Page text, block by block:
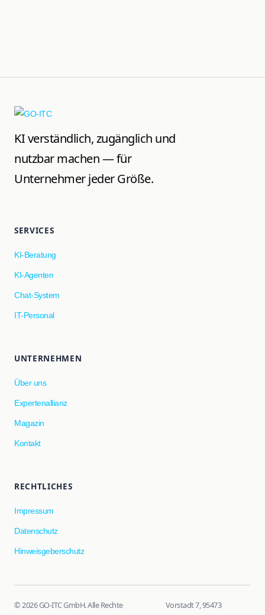
KI verständlich, zugänglich und
nutzbar machen — für
Unternehmer jeder Größe.
SERVICES
KI-Beratung
KI-Agenten
Chat-System
IT-Personal
UNTERNEHMEN
Über uns
Expertenallianz
Magazin
Kontakt
RECHTLICHES
Impressum
Datenschutz
Hinweisgeberschutz
© 2026 GO-ITC GmbH. Alle Rechte Vorstadt 7, 95473